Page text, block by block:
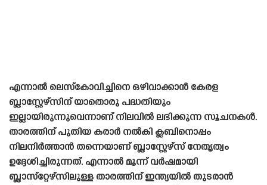
എന്നാൽ ലെസ്‌കോവിച്ചിനെ ഒഴിവാക്കാൻ കേരള
ബ്ലാസ്റ്റേഴ്‌സിന് യാതൊരു പദ്ധതിയും
ഇല്ലായിരുന്നുവെന്നാണ് നിലവിൽ ലഭിക്കുന്ന സൂചനകൾ.
താരത്തിന് പുതിയ കരാർ നൽകി ക്ലബിനൊപ്പം
നിലനിർത്താൻ തന്നെയാണ് ബ്ലാസ്റ്റേഴ്‌സ് നേതൃത്വം
ഉദ്ദേശിച്ചിരുന്നത്. എന്നാൽ മൂന്ന് വർഷമായി
ബ്ലാസ്‌റ്റേഴ്‌സിലുള്ള താരത്തിന് ഇന്ത്യയിൽ തുടരാൻ